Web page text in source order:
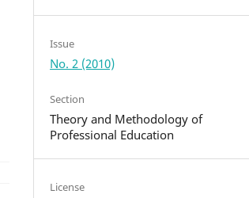
Issue
No. 2 (2010)
Section
Theory and Methodology of
Professional Education
License